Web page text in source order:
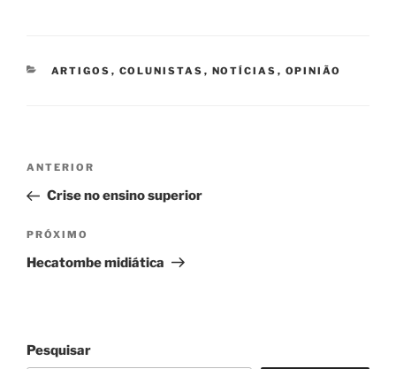
CATEGORIAS
ARTIGOS , COLUNISTAS , NOTÍCIAS , OPINIÃO
Navegação
Post
Post
anterior
ANTERIOR
Crise no ensino superior
Próximo
post
PRÓXIMO
Hecatombe midiática
Pesquisar